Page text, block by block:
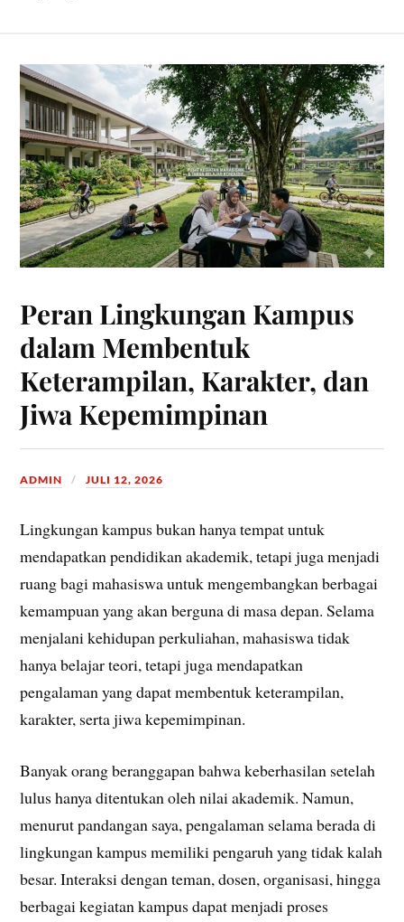
Peran Lingkungan Kampus
dalam Membentuk
Keterampilan, Karakter, dan
Jiwa Kepemimpinan
ADMIN JULI 12, 2026
Lingkungan kampus bukan hanya tempat untuk
mendapatkan pendidikan akademik, tetapi juga menjadi
ruang bagi mahasiswa untuk mengembangkan berbagai
kemampuan yang akan berguna di masa depan. Selama
menjalani kehidupan perkuliahan, mahasiswa tidak
hanya belajar teori, tetapi juga mendapatkan
pengalaman yang dapat membentuk keterampilan,
karakter, serta jiwa kepemimpinan.
Banyak orang beranggapan bahwa keberhasilan setelah
lulus hanya ditentukan oleh nilai akademik. Namun,
menurut pandangan saya, pengalaman selama berada di
lingkungan kampus memiliki pengaruh yang tidak kalah
besar. Interaksi dengan teman, dosen, organisasi, hingga
berbagai kegiatan kampus dapat menjadi proses